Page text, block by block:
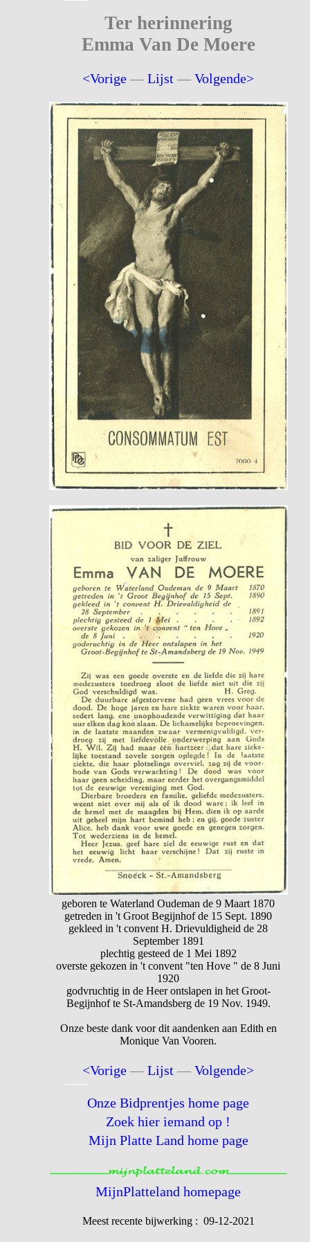
Ter herinnering
Emma Van De Moere
<Vorige —Lijst —Volgende>
geboren te Waterland Oudeman de 9 Maart 1870
getreden in 't Groot Begijnhof de 15 Sept. 1890
gekleed in 't convent H. Drievuldigheid de 28
September 1891
plechtig gesteed de 1 Mei 1892
overste gekozen in 't convent "ten Hove " de 8 Juni
1920
godvruchtig in de Heer ontslapen in het Groot-
Begijnhof te St-Amandsberg de 19 Nov. 1949.
Onze beste dank voor dit aandenken aan Edith en
Monique Van Vooren.
<Vorige —Lijst —Volgende>
Onze Bidprentjes home page
Zoek hier iemand op !
Mijn Platte Land home page
MijnPlatteland homepage
Meest recente bijwerking : 09-12-2021